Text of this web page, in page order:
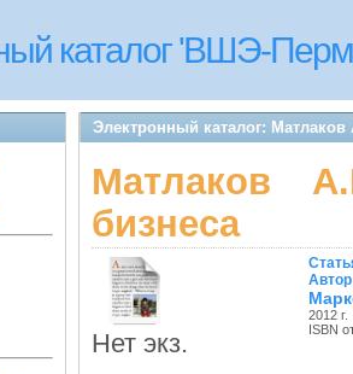
каталог 'ВШЭ-
Электронный каталог:
Матлаков
бизнеса
Нет экз.
2012 г.
ISBN